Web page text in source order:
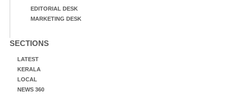
EDITORIAL DESK
MARKETING DESK
SECTIONS
LATEST
KERALA
LOCAL
NEWS 360